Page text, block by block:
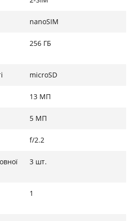
батарея на 5580мАч, з нею
nanoSIM
256 ГБ
microSD
13 МП
5 МП
f/2.2
3 шт.
1